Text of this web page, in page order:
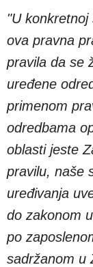
"U
ova pravna
pravila da se
uređene
primenom
odredbama
oblasti jeste
pravilu, naše
uređivanja
do zakonom
po
sadržanom u